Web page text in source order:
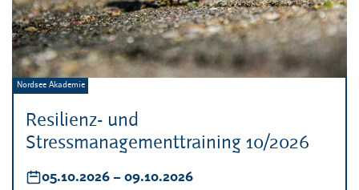
Resilienz- und
Stressmanagementtraining 10/2026
Veranstalter:
Nordsee Akademie
Datum:
05.10.2026 – bis
09.10.2026